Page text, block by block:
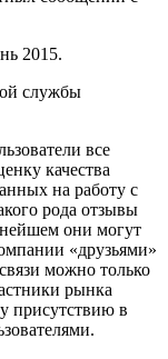
2015.
службы
все
качества
на работу с
рода отзывы
они могут
«друзьями»
можно только
рынка
присутствию в